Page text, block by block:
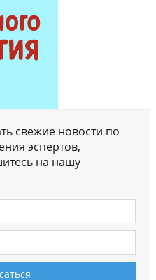
свежие новости по
эспертов,
на нашу